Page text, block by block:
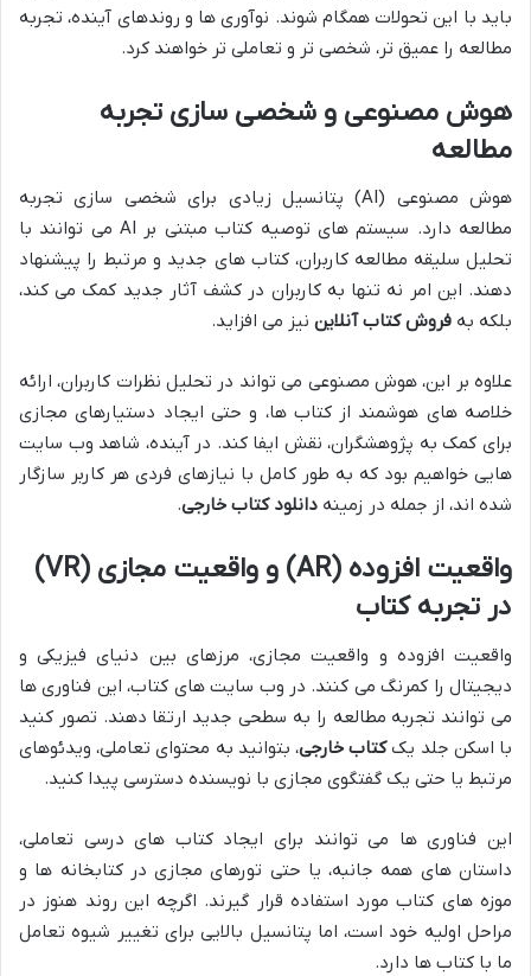
باید با این تحولات همگام شوند. نوآوری ها و روندهای آینده، تجربه
مطالعه را عمیق تر، شخصی تر و تعاملی تر خواهند کرد.
هوش مصنوعی و شخصی سازی تجربه
مطالعه
هوش مصنوعی (AI) پتانسیل زیادی برای شخصی سازی تجربه
مطالعه دارد. سیستم های توصیه کتاب مبتنی بر AI می توانند با
تحلیل سلیقه مطالعه کاربران، کتاب های جدید و مرتبط را پیشنهاد
دهند. این امر نه تنها به کاربران در کشف آثار جدید کمک می کند،
بلکه به فروش کتاب آنلاین نیز می افزاید.
علاوه بر این، هوش مصنوعی می تواند در تحلیل نظرات کاربران، ارائه
خلاصه های هوشمند از کتاب ها، و حتی ایجاد دستیارهای مجازی
برای کمک به پژوهشگران، نقش ایفا کند. در آینده، شاهد وب سایت
هایی خواهیم بود که به طور کامل با نیازهای فردی هر کاربر سازگار
شده اند، از جمله در زمینه دانلود کتاب خارجی.
واقعیت افزوده (AR) و واقعیت مجازی (VR)
در تجربه کتاب
واقعیت افزوده و واقعیت مجازی، مرزهای بین دنیای فیزیکی و
دیجیتال را کمرنگ می کنند. در وب سایت های کتاب، این فناوری ها
می توانند تجربه مطالعه را به سطحی جدید ارتقا دهند. تصور کنید
با اسکن جلد یککتاب خارجی، بتوانید به محتوای تعاملی، ویدئوهای
مرتبط یا حتی یک گفتگوی مجازی با نویسنده دسترسی پیدا کنید.
این فناوری ها می توانند برای ایجاد کتاب های درسی تعاملی،
داستان های همه جانبه، یا حتی تورهای مجازی در کتابخانه ها و
موزه های کتاب مورد استفاده قرار گیرند. اگرچه این روند هنوز در
مراحل اولیه خود است، اما پتانسیل بالایی برای تغییر شیوه تعامل
ما با کتاب ها دارد.